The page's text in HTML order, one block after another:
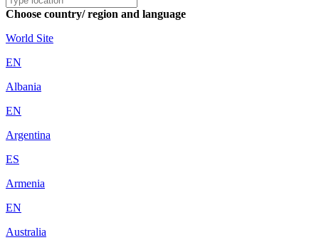
Choose country/ region and language
World Site
EN
Albania
EN
Argentina
ES
Armenia
EN
Australia